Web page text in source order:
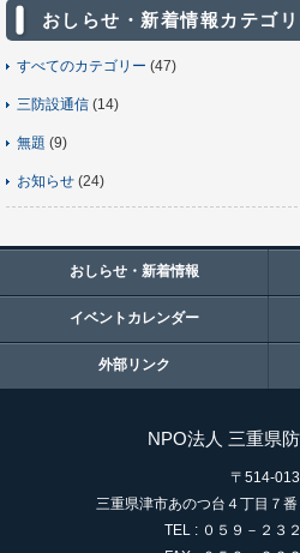
おしらせ・新着情報カテゴ
すべてのカテゴリー (47)
三防設通信 (14)
無題 (9)
お知らせ (24)
おしらせ・新着情報
イベントカレンダー
外部リンク
NPO法人 三重県
〒514-
三重県津市あのつ台４丁目７
TEL : ０５９－２３